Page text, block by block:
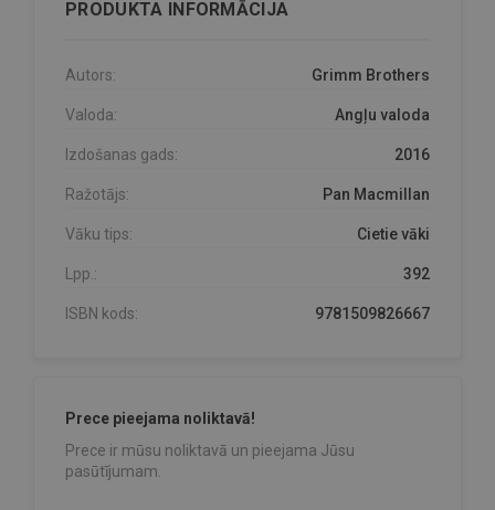
PRODUKTA INFORMĀCIJA
Autors: Grimm Brothers
Valoda: Angļu valoda
Izdošanas gads: 2016
Ražotājs: Pan Macmillan
Vāku tips: Cietie vāki
Lpp.: 392
ISBN kods: 9781509826667
Prece pieejama noliktavā!
Prece ir mūsu noliktavā un pieejama Jūsu
pasūtījumam.